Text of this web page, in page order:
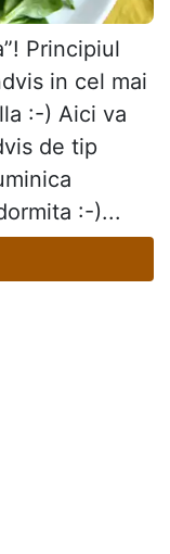
Principiul
in cel mai
:-) Aici va
de tip
:-)...